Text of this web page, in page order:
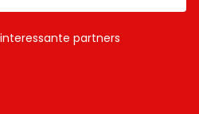
partners